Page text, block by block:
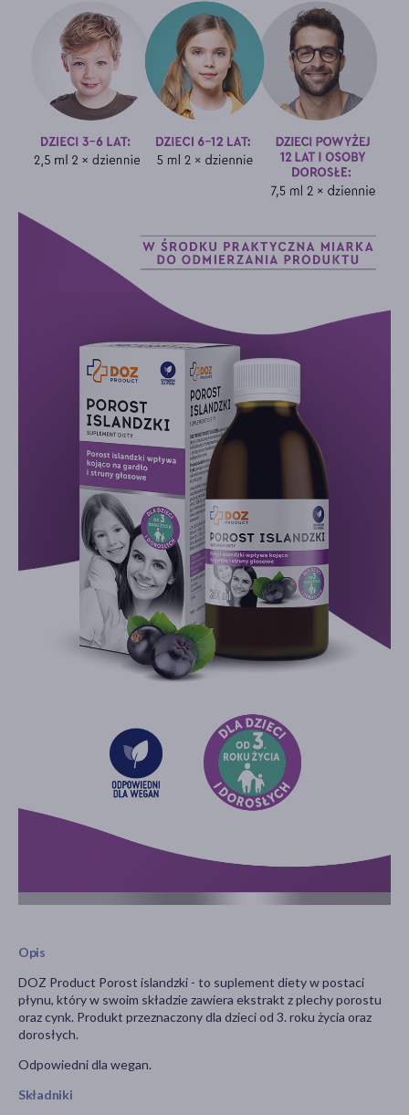
Opis
DOZ Product Porost islandzki - to suplement diety w postaci
płynu, który w swoim składzie zawiera ekstrakt z plechy porostu
oraz cynk. Produkt przeznaczony dla dzieci od 3. roku życia oraz
dorosłych.
Odpowiedni dla wegan.
Składniki